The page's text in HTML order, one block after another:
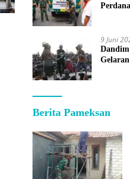
9 Juni
Dandim
Berita Pameksan